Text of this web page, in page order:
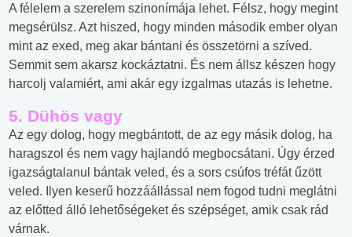
A félelem a szerelem szinonímája lehet. Félsz, hogy megint
megsérülsz. Azt hiszed, hogy minden második ember olyan
mint az exed, meg akar bántani és összetörni a szíved.
Semmit sem akarsz kockáztatni. És nem állsz készen hogy
harcolj valamiért, ami akár egy izgalmas utazás is lehetne.
5. Dühös vagy
Az egy dolog, hogy megbántott, de az egy másik dolog, ha
haragszol és nem vagy hajlandó megbocsátani. Úgy érzed
igazságtalanul bántak veled, és a sors csúfos tréfát űzött
veled. Ilyen keserű hozzáállással nem fogod tudni meglátni
az előtted álló lehetőségeket és szépséget, amik csak rád
várnak.